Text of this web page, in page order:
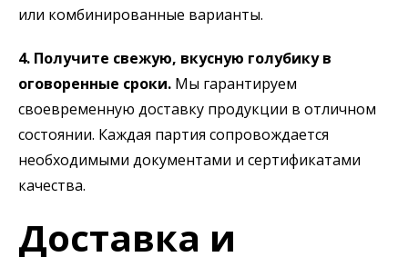
или комбинированные варианты.
4. Получите свежую, вкусную голубику в
оговоренные сроки. Мы гарантируем
своевременную доставку продукции в отличном
состоянии. Каждая партия сопровождается
необходимыми документами и сертификатами
качества.
Доставка и